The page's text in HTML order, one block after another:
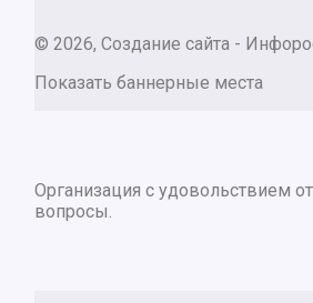
© 2026, Создание сайта -
Показать баннерные места
Организация с удовольствием
вопросы.